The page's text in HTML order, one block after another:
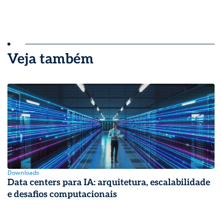
Veja também
Downloads
Data centers para IA: arquitetura, escalabilidade
e desafios computacionais